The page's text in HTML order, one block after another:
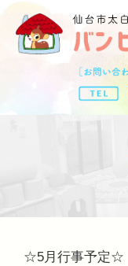
☆5月行事予定☆